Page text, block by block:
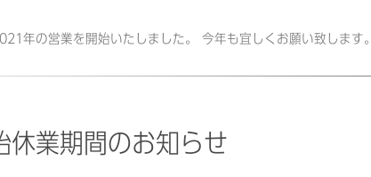
年の営業を開始いたしました。 今年も宜しくお願い致します。
休業期間のお知らせ